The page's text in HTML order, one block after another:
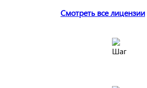
Смотреть все лицензии